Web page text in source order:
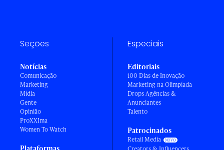
Seções
Notícias
Comunicação
Marketing
Mídia
Gente
Opinião
ProXXIma
Women To Watch
Especiais
Editoriais
100 Dias de Inovação
Marketing na Olimpíada
Drops Agências &
Anunciantes
Talento
Patrocinados
Retail Media